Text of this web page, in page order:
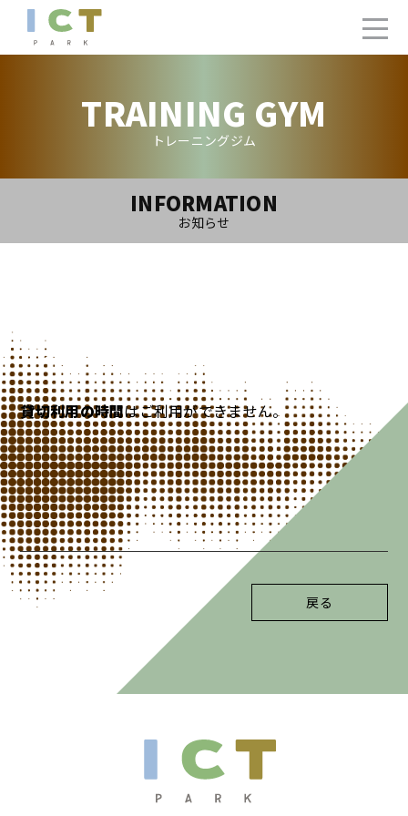
TRAINING GYM
トレーニングジム
INFORMATION
お知らせ
トレーニングジム12月ご利用カレンダー
貸切利用の時間はご利用ができません。
戻る